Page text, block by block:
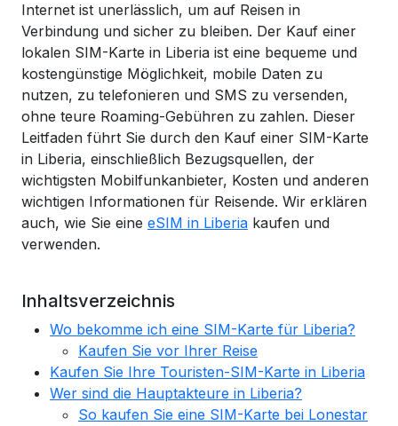
Internet ist unerlässlich, um auf Reisen in
Verbindung und sicher zu bleiben. Der Kauf einer
lokalen SIM-Karte in Liberia ist eine bequeme und
kostengünstige Möglichkeit, mobile Daten zu
nutzen, zu telefonieren und SMS zu versenden,
ohne teure Roaming-Gebühren zu zahlen. Dieser
Leitfaden führt Sie durch den Kauf einer SIM-Karte
in Liberia, einschließlich Bezugsquellen, der
wichtigsten Mobilfunkanbieter, Kosten und anderen
wichtigen Informationen für Reisende. Wir erklären
auch, wie Sie eine eSIM in Liberia kaufen und
verwenden.
Inhaltsverzeichnis
Wo bekomme ich eine SIM-Karte für Liberia?
Kaufen Sie vor Ihrer Reise
Kaufen Sie Ihre Touristen-SIM-Karte in Liberia
Wer sind die Hauptakteure in Liberia?
So kaufen Sie eine SIM-Karte bei Lonestar